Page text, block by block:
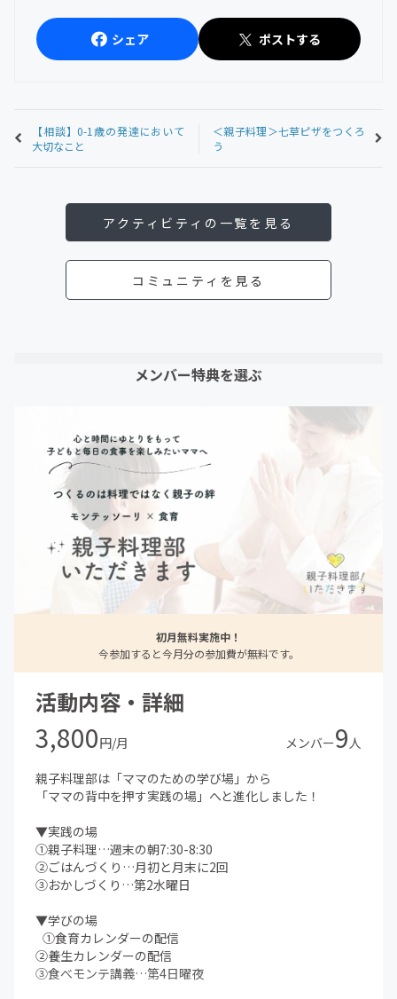
シェア ポストする
【相談】0-1歳の発達において
大切なこと
＜親子料理＞七草ピザをつくろ
う
アクティビティの一覧を見る
コミュニティを見る
メンバー特典を選ぶ
初月無料実施中！
今参加すると今月分の参加費が無料です。
活動内容・詳細
3,800円/月 メンバー9人
親子料理部は「ママのための学び場」から
「ママの背中を押す実践の場」へと進化しました！
▼実践の場
①親子料理…週末の朝7:30-8:30
②ごはんづくり…月初と月末に2回
③おかしづくり…第2水曜日
▼学びの場
①食育カレンダーの配信
②養生カレンダーの配信
③食べモンテ講義…第4日曜夜